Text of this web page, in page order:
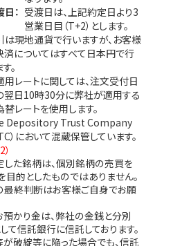
： 受渡日は、上記約定日より3
営業日目（T+2）とします。
は現地通貨で行いますが、お客様
済についてはすべて日本円で行
。
用レートに関しては、注文受付日
翌日10時30分に弊社が適用する
替レートを使用します。
Depository Trust Company
）において混蔵保管しています。
た銘柄は、個別銘柄の売買を
的としたものではありません。
最終判断はお客様ご自身でお願
かり金は、弊社の金銭と分別
て信託銀行に信託しております。
破綻等に陥った場合でも、信託